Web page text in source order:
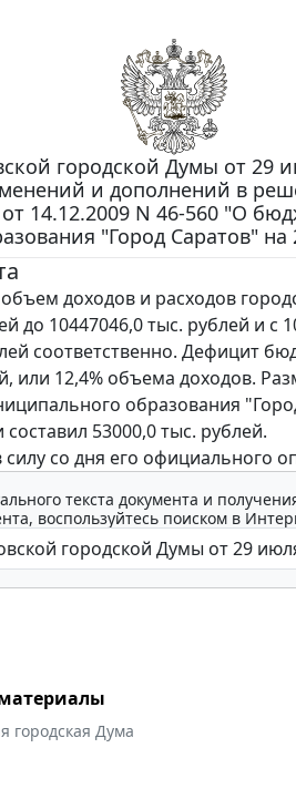
городской Думы от 29
и дополнений в
14.12.2009 N 46-560 "О
"Город Саратов" на
доходов и расходов
до 10447046,0 тыс. рублей и с
соответственно. Дефицит
или 12,4% объема доходов.
образования
53000,0 тыс. рублей.
со дня его официального
текста документа и
воспользуйтесь поиском в
городская Дума